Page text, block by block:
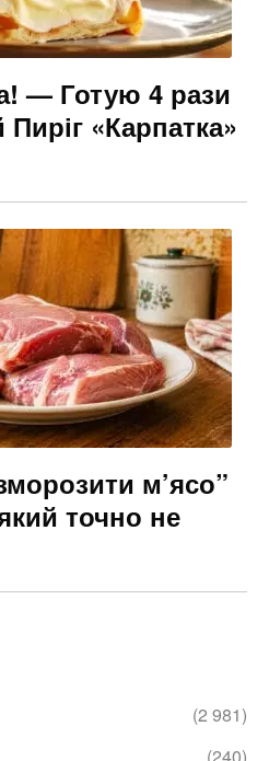
— Готую 4 рази
«Карпатка»
м’ясо”
точно не
(2 981)